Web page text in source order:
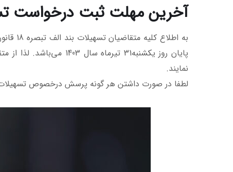
آخرین مهلت ثبت درخواست تسهیلات بند
پایان روز یکشنبه31
نمایند.
لطفا در صورت داشتن هر گونه پرسش درخصوص تسهیلات بند الف تبصره 18، با شماره